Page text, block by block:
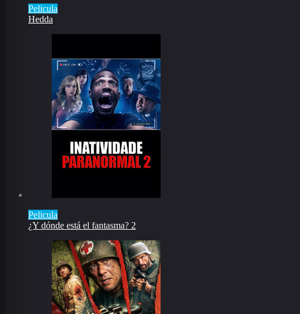
Pelicula
Hedda
Pelicula
¿Y dónde está el fantasma? 2